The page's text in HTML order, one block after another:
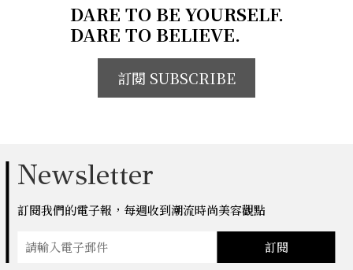
DARE TO BE YOURSELF.
DARE TO BELIEVE.
訂閱 SUBSCRIBE
Newsletter
訂閱我們的電子報，每週收到潮流時尚美容觀點
訂閱